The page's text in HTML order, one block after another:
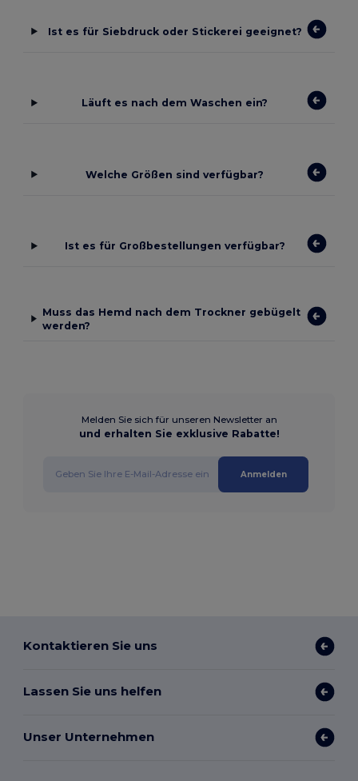
Ist es für Siebdruck oder Stickerei geeignet?
Läuft es nach dem Waschen ein?
Welche Größen sind verfügbar?
Ist es für Großbestellungen verfügbar?
Muss das Hemd nach dem Trockner gebügelt
werden?
Melden Sie sich für unseren Newsletter an
und erhalten Sie exklusive Rabatte!
Anmelden
Kontaktieren Sie uns
Lassen Sie uns helfen
Unser Unternehmen